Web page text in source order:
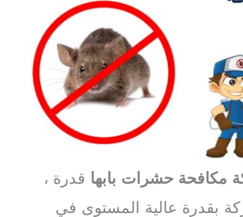
مكافحة حشرات بابها قدرة ،
بقدرة عالية المستوى في